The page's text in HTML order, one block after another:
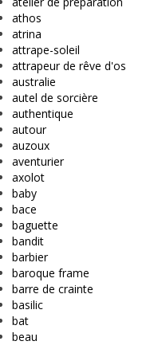
athos
atrina
attrape-soleil
attrapeur de rêve d'os
australie
autel de sorcière
authentique
autour
auzoux
aventurier
axolot
baby
bace
baguette
bandit
barbier
baroque frame
barre de crainte
basilic
bat
beau